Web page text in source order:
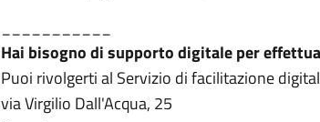
Hai bisogno di supporto digitale per
Puoi rivolgerti al Servizio di facilitazione
via Virgilio Dall'Acqua, 25